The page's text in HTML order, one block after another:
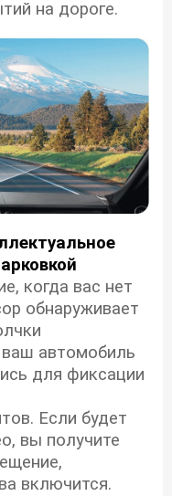
на дороге.
когда вас нет
обнаруживает
ваш автомобиль
для фиксации
Если будет
вы получите
включится.